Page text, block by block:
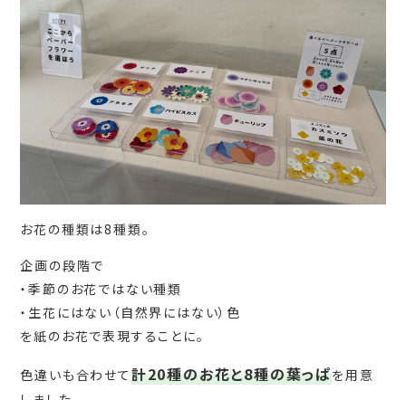
お花の種類は8種類。
企画の段階で
・季節のお花ではない種類
・生花にはない（自然界にはない）色
を紙のお花で表現することに。
色違いも合わせて 計20種のお花と8種の葉っぱを用意